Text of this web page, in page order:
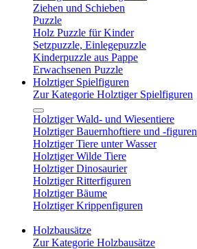
Ziehen und Schieben
Puzzle
Holz Puzzle für Kinder
Setzpuzzle, Einlegepuzzle
Kinderpuzzle aus Pappe
Erwachsenen Puzzle
Holztiger Spielfiguren
Zur Kategorie Holztiger Spielfiguren
Holztiger Wald- und Wiesentiere
Holztiger Bauernhoftiere und -figuren
Holztiger Tiere unter Wasser
Holztiger Wilde Tiere
Holztiger Dinosaurier
Holztiger Ritterfiguren
Holztiger Bäume
Holztiger Krippenfiguren
Holzbausätze
Zur Kategorie Holzbausätze